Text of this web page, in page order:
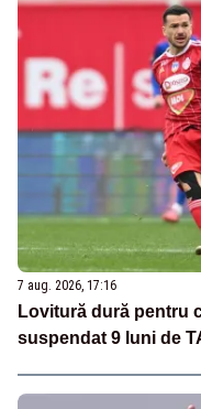
7 aug. 2026, 17:16
Lovitură dură pentru
suspendat 9 luni de